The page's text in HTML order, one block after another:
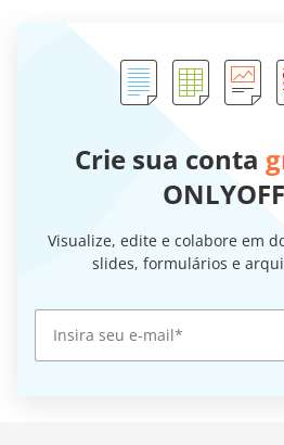
Crie sua conta
Visualize, edite e colabore em
slides, formulários e